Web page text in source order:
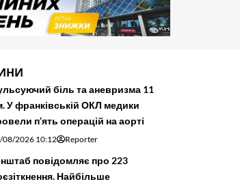
біль та аневризма 11
У франківській ОКЛ медики
п’ять операцій на аорті
08/2026 10:12 Reporter
повідомляє про 223
Найбільше